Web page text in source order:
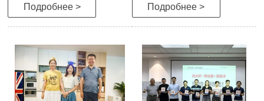
Подробнее > Подробнее >